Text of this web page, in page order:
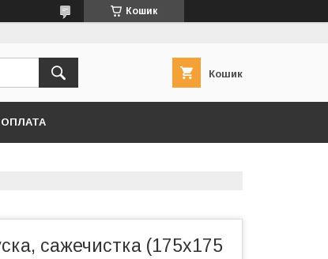
Кошик
Кошик
сажечистка (175х175